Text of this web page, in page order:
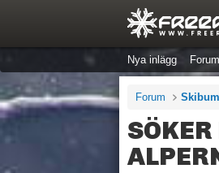
Nya inlägg
Forum